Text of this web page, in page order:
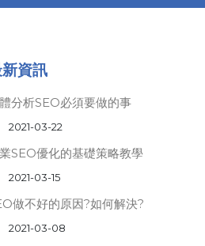
資訊
分析SEO必須要做的事
2021-03-22
SEO優化的基礎策略教學
2021-03-15
做不好的原因?如何解決?
2021-03-08